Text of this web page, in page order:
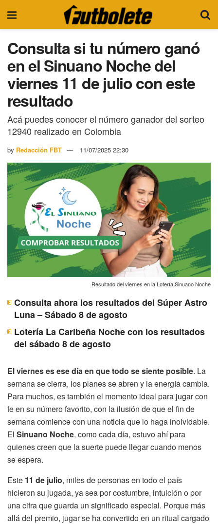
Consulta si tu número ganó
en el Sinuano Noche del
viernes 11 de julio con este
resultado
Acá puedes conocer el número ganador del sorteo
12940 realizado en Colombia
by Redacción FBT 11/07/2025 22:30
Resultado del viernes en la Lotería Sinuano Noche
Consulta ahora los resultados del Súper Astro
Luna – Sábado 8 de agosto
Lotería La Caribeña Noche con los resultados
del sábado 8 de agosto
El viernes es ese día en que todo se siente posible. La
semana se cierra, los planes se abren y la energía cambia.
Para muchos, es también el momento ideal para jugar con
fe en su número favorito, con la ilusión de que el fin de
semana comience con una noticia que lo haga inolvidable.
El Sinuano Noche, como cada día, estuvo ahí para
quienes creen que la suerte puede llegar cuando menos
se espera.
Este 11 de julio, miles de personas en todo el país
hicieron su jugada, ya sea por costumbre, intuición o por
una cifra que guarda un significado especial. Porque más
allá del premio, jugar se ha convertido en un ritual cargado